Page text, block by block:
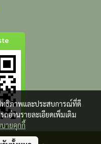
ทธิภาพและประสบการณ์ที่ดี
ถอ่านรายละเอียดเพิ่มเติม
ายคุกกี้